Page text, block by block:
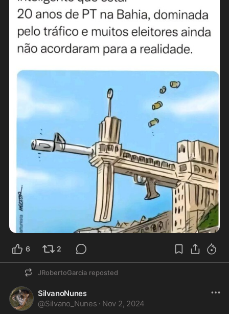
6 2
JRobertoGarcia reposted
SilvanoNunes
@Silvano_Nunes · Nov 2, 2024